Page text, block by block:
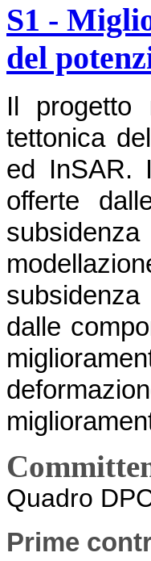
S1 -
del
Il progetto
tettonica
ed InSAR.
offerte
dalle
Quadro
Prime